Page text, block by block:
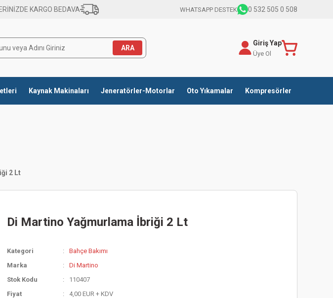
KARGO BEDAVA WHATSAPP DESTEK 0 532 505 0 508
ARA
Giriş Yap
Üye Ol
Kaynak Makinaları Jeneratörler-Motorlar Oto Yıkamalar Kompresörler
2 Lt
Di Martino Yağmurlama İbriği 2 Lt
Kategori
Bahçe Bakımı
Marka
Di Martino
Stok Kodu
110407
Fiyat
4,00 EUR + KDV